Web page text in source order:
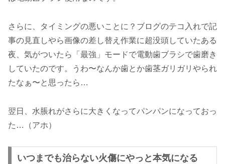
さらに、タイミングの悪いことに？ブログのテコ入れで記
事の見直しやら画像の差し替え作業に超没頭していたある
夜、気がついたら「最強」モードで電動歯ブラシで歯磨き
していたのです。うわ〜なんか歯とか歯茎ガリガリやられ
たなぁ〜と思ったら…
翌日、水脹れがさらに大きくなってパンパンになっておっ
た…（アホ）
いつまでも治らない火傷にやっと本気になる